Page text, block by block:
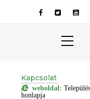
Kapcsolat
weboldal: Település
honlapja